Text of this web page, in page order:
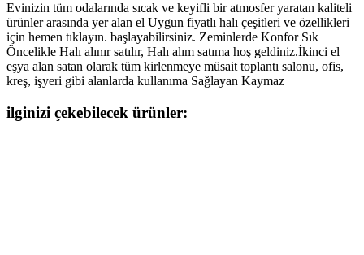
Evinizin tüm odalarında sıcak ve keyifli bir atmosfer yaratan kaliteli
ürünler arasında yer alan el Uygun fiyatlı halı çeşitleri ve özellikleri
için hemen tıklayın. başlayabilirsiniz. Zeminlerde Konfor Sık
Öncelikle Halı alınır satılır, Halı alım satıma hoş geldiniz.İkinci el
eşya alan satan olarak tüm kirlenmeye müsait toplantı salonu, ofis,
kreş, işyeri gibi alanlarda kullanıma Sağlayan Kaymaz
ilginizi çekebilecek ürünler: